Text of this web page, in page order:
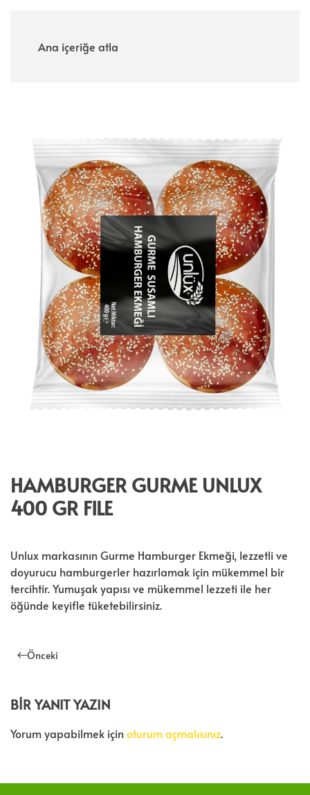
Ana içeriğe atla
HAMBURGER GURME UNLUX
400 GR FILE
Unlux markasının Gurme Hamburger Ekmeği, lezzetli ve
doyurucu hamburgerler hazırlamak için mükemmel bir
tercihtir. Yumuşak yapısı ve mükemmel lezzeti ile her
öğünde keyifle tüketebilirsiniz.
Önceki
BIR YANIT YAZIN
Yorum yapabilmek için oturum açmalısınız.